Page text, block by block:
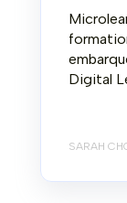
Digital
SARAH